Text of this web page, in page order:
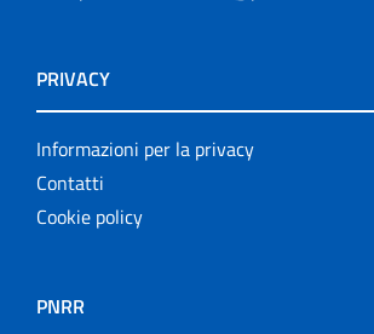
PRIVACY
Informazioni per la privacy
Contatti
Cookie policy
PNRR